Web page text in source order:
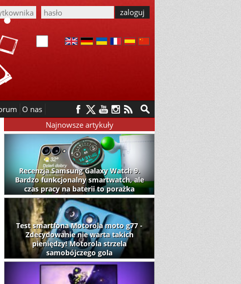
O nas
Najnowsze artykuły
Recenzja Samsung Galaxy Watch 9.
Bardzo funkcjonalny smartwatch, ale
czas pracy na baterii to porażka
Test smartfona Motorola moto g77 -
Zdecydowanie nie warta takich
pieniędzy! Motorola strzela
samobójczego gola